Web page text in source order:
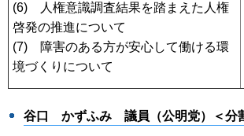
(6) 人権意識調査結果を踏まえた人権
啓発の推進について
(7) 障害のある方が安心して働ける環
境づくりについて
谷口 かずふみ 議員（公明党）＜分